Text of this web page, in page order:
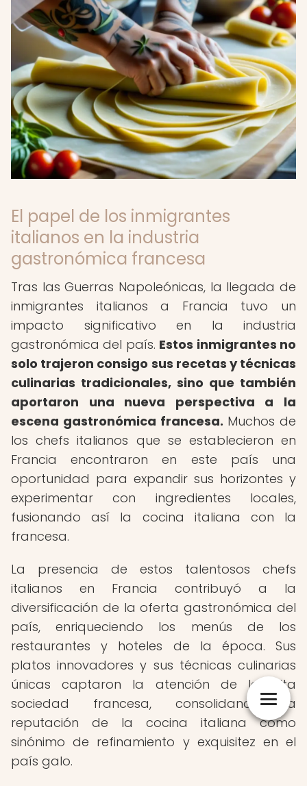
El papel de los inmigrantes
italianos en la industria
gastronómica francesa
Tras las Guerras Napoleónicas, la llegada de
inmigrantes italianos a Francia tuvo un
impacto significativo en la industria
gastronómica del país. Estos inmigrantes no
solo trajeron consigo sus recetas y técnicas
culinarias tradicionales, sino que también
aportaron una nueva perspectiva a la
escena gastronómica francesa. Muchos de
los chefs italianos que se establecieron en
Francia encontraron en este país una
oportunidad para expandir sus horizontes y
experimentar con ingredientes locales,
fusionando así la cocina italiana con la
francesa.
La presencia de estos talentosos chefs
italianos en Francia contribuyó a la
diversificación de la oferta gastronómica del
país, enriqueciendo los menús de los
restaurantes y hoteles de la época. Sus
platos innovadores y sus técnicas culinarias
únicas captaron la atención de la alta
sociedad francesa, consolidando la
reputación de la cocina italiana como
sinónimo de refinamiento y exquisitez en el
país galo.